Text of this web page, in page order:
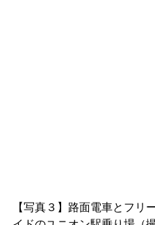
【写真３】路面電車とフリ